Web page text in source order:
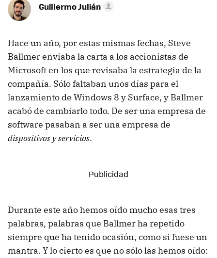
Guillermo Julián
Hace un año, por estas mismas fechas, Steve
Ballmer enviaba la carta a los accionistas de
Microsoft en los que revisaba la estrategia de la
compañía. Sólo faltaban unos días para el
lanzamiento de Windows 8 y Surface, y Ballmer
acabó de cambiarlo todo. De ser una empresa de
software pasaban a ser una empresa de
dispositivos y servicios.
Durante este año hemos oído mucho esas tres
palabras, palabras que Ballmer ha repetido
siempre que ha tenido ocasión, como si fuese un
mantra. Y lo cierto es que no sólo las hemos oído: